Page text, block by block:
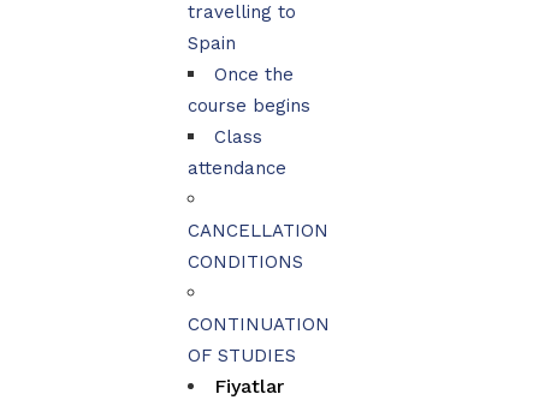
travelling to
Spain
Once the
course begins
Class
attendance
CANCELLATION
CONDITIONS
CONTINUATION
OF STUDIES
Fiyatlar